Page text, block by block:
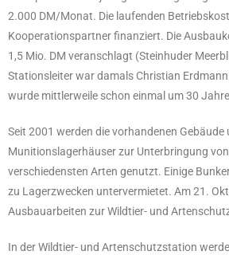
2.000 DM/Monat. Die laufenden
Kooperationspartner finanziert. Die
1,5 Mio. DM veranschlagt (Steinhuder
Stationsleiter war damals Christian
wurde mittlerweile schon einmal um 30
Seit 2001 werden die vorhandenen Gebäude
Munitionslagerhäuser zur Unterbringung
verschiedensten Arten genutzt. Einige
zu Lagerzwecken untervermietet. Am 21.
Ausbauarbeiten zur Wildtier- und
In der Wildtier- und Artenschutzstation